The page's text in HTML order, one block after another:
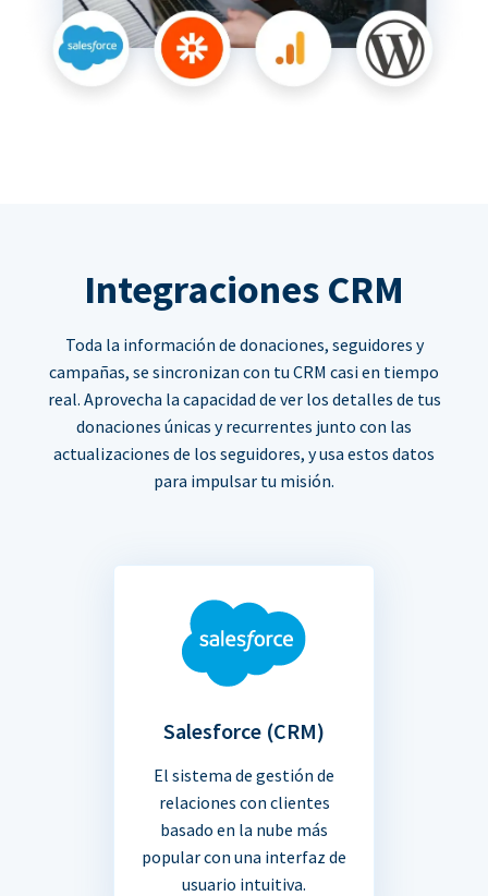
Integraciones CRM
Toda la información de donaciones, seguidores y
campañas, se sincronizan con tu CRM casi en tiempo
real. Aprovecha la capacidad de ver los detalles de tus
donaciones únicas y recurrentes junto con las
actualizaciones de los seguidores, y usa estos datos
para impulsar tu misión.
Salesforce (CRM)
El sistema de gestión de
relaciones con clientes
basado en la nube más
popular con una interfaz de
usuario intuitiva.